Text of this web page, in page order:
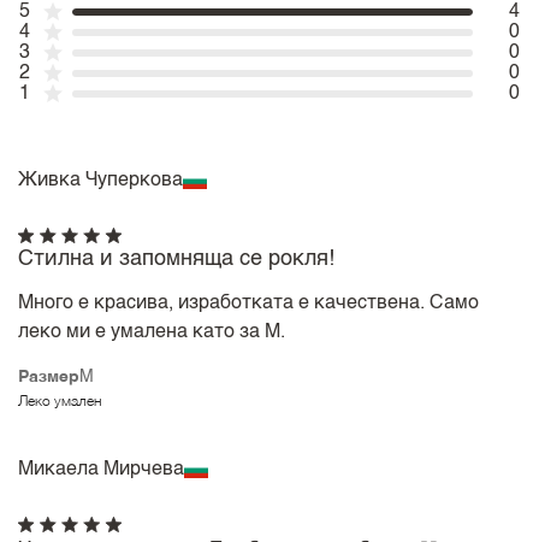
5
4
4
0
3
0
2
0
1
0
Живка Чуперкова
Размер M
Леко умален
Стилна и запомняща се рокля!
Много е красива, изработката е качествена. Само
леко ми е умалена като за М.
Микаела Мирчева